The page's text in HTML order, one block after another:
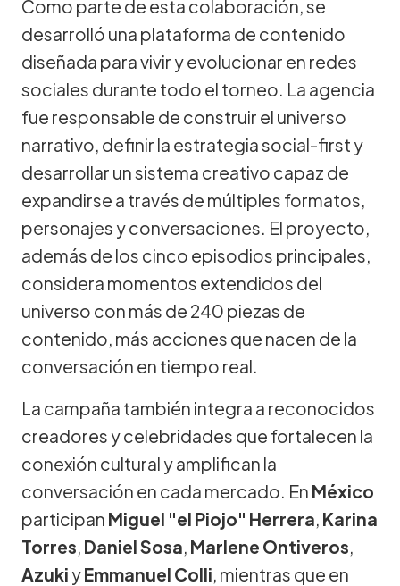
Como parte de esta colaboración, se
desarrolló una plataforma de contenido
diseñada para vivir y evolucionar en redes
sociales durante todo el torneo. La agencia
fue responsable de construir el universo
narrativo, definir la estrategia social-first y
desarrollar un sistema creativo capaz de
expandirse a través de múltiples formatos,
personajes y conversaciones. El proyecto,
además de los cinco episodios principales,
considera momentos extendidos del
universo con más de 240 piezas de
contenido, más acciones que nacen de la
conversación en tiempo real.
La campaña también integra a reconocidos
creadores y celebridades que fortalecen la
conexión cultural y amplifican la
conversación en cada mercado. En México
participan Miguel "el Piojo" Herrera, Karina
Torres, Daniel Sosa, Marlene Ontiveros,
Azuki yEmmanuel Colli, mientras que en